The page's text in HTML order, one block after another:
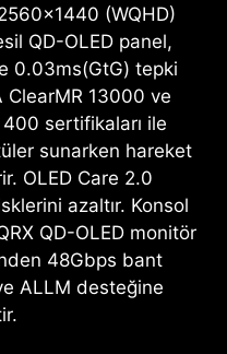
(WQHD)
QD-OLED panel,
0.03ms(GtG) tepki
ClearMR 13000 ve
sertifikaları ile
sunarken hareket
OLED Care 2.0
azaltır. Konsol
QD-OLED monitör
48Gbps bant
ALLM desteğine